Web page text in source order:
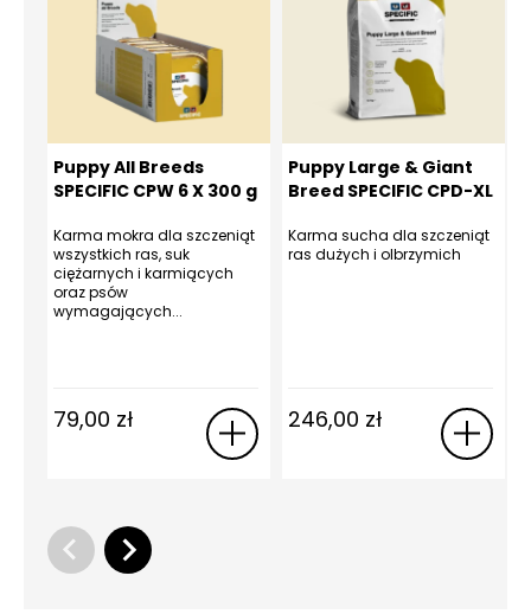
Puppy All Breeds
SPECIFIC CPW 6 X 300 g
Karma mokra dla szczeniąt
wszystkich ras, suk
ciężarnych i karmiących
oraz psów
wymagających...
79,00 zł
Puppy Large & Giant
Breed SPECIFIC CPD-XL
Karma sucha dla szczeniąt
ras dużych i olbrzymich
246,00 zł